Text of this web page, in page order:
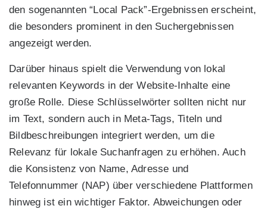
den sogenannten “Local Pack”-Ergebnissen erscheint,
die besonders prominent in den Suchergebnissen
angezeigt werden.
Darüber hinaus spielt die Verwendung von lokal
relevanten Keywords in der Website-Inhalte eine
große Rolle. Diese Schlüsselwörter sollten nicht nur
im Text, sondern auch in Meta-Tags, Titeln und
Bildbeschreibungen integriert werden, um die
Relevanz für lokale Suchanfragen zu erhöhen. Auch
die Konsistenz von Name, Adresse und
Telefonnummer (NAP) über verschiedene Plattformen
hinweg ist ein wichtiger Faktor. Abweichungen oder